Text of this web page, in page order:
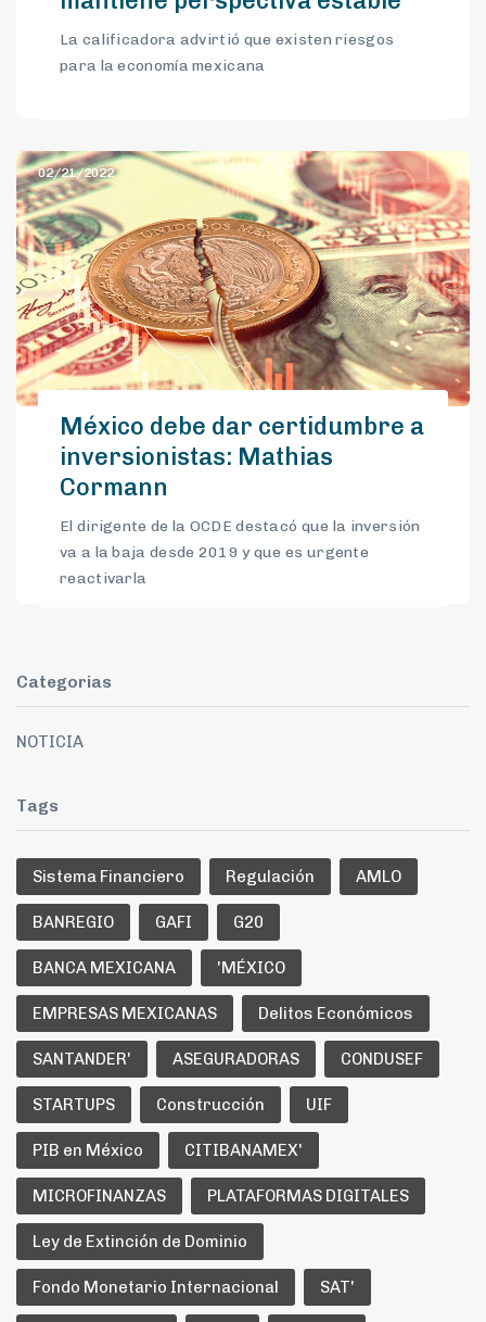
La calificadora advirtió que existen riesgos
para la economía mexicana
02/21/2022
México debe dar certidumbre a
inversionistas: Mathias
Cormann
El dirigente de la OCDE destacó que la inversión
va a la baja desde 2019 y que es urgente
reactivarla
Categorias
NOTICIA
Tags
Sistema Financiero Regulación AMLO
BANREGIO GAFI G20
BANCA MEXICANA 'MÉXICO
EMPRESAS MEXICANAS Delitos Económicos
SANTANDER' ASEGURADORAS CONDUSEF
STARTUPS Construcción UIF
PIB en México CITIBANAMEX'
MICROFINANZAS PLATAFORMAS DIGITALES
Ley de Extinción de Dominio
Fondo Monetario Internacional SAT'